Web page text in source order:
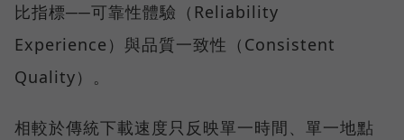
比指標──可靠性體驗（Reliability
Experience）與品質一致性（Consistent
Quality）。
相較於傳統下載速度只反映單一時間、單一地點